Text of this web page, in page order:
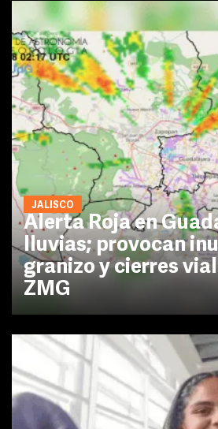
JALISCO
Alerta Roja en
lluvias; provocan
granizo y cierres
ZMG